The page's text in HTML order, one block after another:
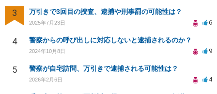
3 万引きで3回目の捜査、逮捕や刑事罰の可能性は？
2025年7月23日 6
4 警察からの呼び出しに対応しないと逮捕されるのか？
2024年10月8日 9
5 警察が自宅訪問、万引きで逮捕される可能性は？
2026年2月6日 4